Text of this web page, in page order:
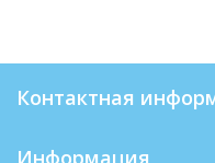
Контактная
Информация